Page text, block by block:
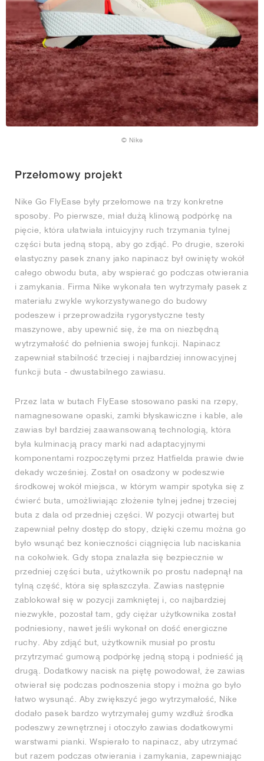
© Nike
Przełomowy projekt
Nike Go FlyEase były przełomowe na trzy konkretne
sposoby. Po pierwsze, miał dużą klinową podpórkę na
pięcie, która ułatwiała intuicyjny ruch trzymania tylnej
części buta jedną stopą, aby go zdjąć. Po drugie, szeroki
elastyczny pasek znany jako napinacz był owinięty wokół
całego obwodu buta, aby wspierać go podczas otwierania
i zamykania. Firma Nike wykonała ten wytrzymały pasek z
materiału zwykle wykorzystywanego do budowy
podeszew i przeprowadziła rygorystyczne testy
maszynowe, aby upewnić się, że ma on niezbędną
wytrzymałość do pełnienia swojej funkcji. Napinacz
zapewniał stabilność trzeciej i najbardziej innowacyjnej
funkcji buta - dwustabilnego zawiasu.
Przez lata w butach FlyEase stosowano paski na rzepy,
namagnesowane opaski, zamki błyskawiczne i kable, ale
zawias był bardziej zaawansowaną technologią, która
była kulminacją pracy marki nad adaptacyjnymi
komponentami rozpoczętymi przez Hatfielda prawie dwie
dekady wcześniej. Został on osadzony w podeszwie
środkowej wokół miejsca, w którym wampir spotyka się z
ćwierć buta, umożliwiając złożenie tylnej jednej trzeciej
buta z dala od przedniej części. W pozycji otwartej but
zapewniał pełny dostęp do stopy, dzięki czemu można go
było wsunąć bez konieczności ciągnięcia lub naciskania
na cokolwiek. Gdy stopa znalazła się bezpiecznie w
przedniej części buta, użytkownik po prostu nadepnął na
tylną część, która się spłaszczyła. Zawias następnie
zablokował się w pozycji zamkniętej i, co najbardziej
niezwykłe, pozostał tam, gdy ciężar użytkownika został
podniesiony, nawet jeśli wykonał on dość energiczne
ruchy. Aby zdjąć but, użytkownik musiał po prostu
przytrzymać gumową podpórkę jedną stopą i podnieść ją
drugą. Dodatkowy nacisk na piętę powodował, że zawias
otwierał się podczas podnoszenia stopy i można go było
łatwo wysunąć. Aby zwiększyć jego wytrzymałość, Nike
dodało pasek bardzo wytrzymałej gumy wzdłuż środka
podeszwy zewnętrznej i otoczyło zawias dodatkowymi
warstwami pianki. Wspierało to napinacz, aby utrzymać
but razem podczas otwierania i zamykania, zapewniając